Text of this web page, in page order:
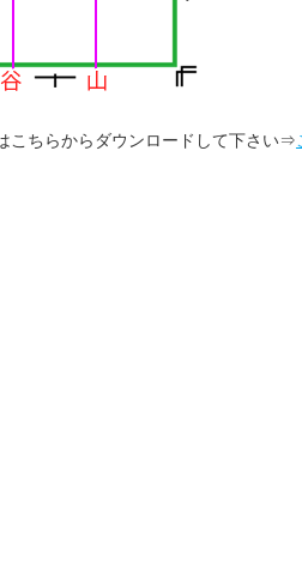
こちらからダウンロードして下さい⇒